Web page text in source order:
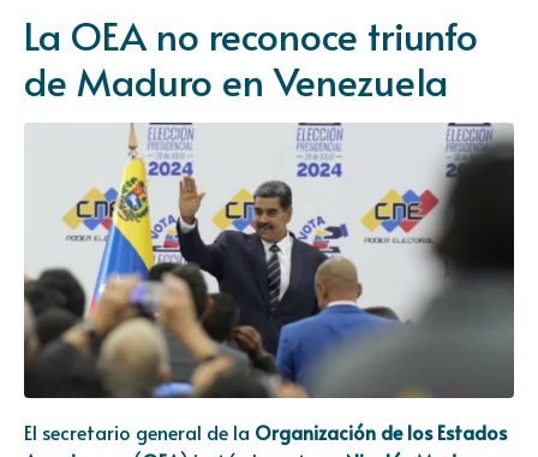
La OEA no reconoce triunfo
de Maduro en Venezuela
El secretario general de la Organización de los Estados